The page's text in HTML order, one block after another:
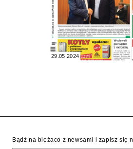
29.05.2024
Bądź na bieżaco z newsami i zapisz się